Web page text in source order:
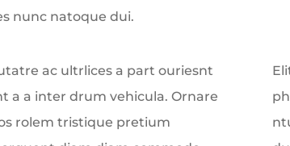
nunc natoque dui.
ac ultrlices a part ouriesnt
a a inter drum vehicula. Ornare
rolem tristique pretium